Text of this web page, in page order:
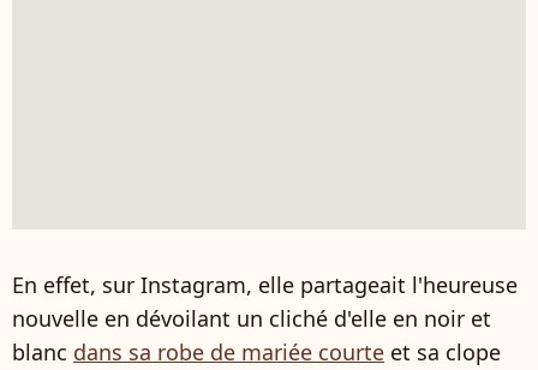
En effet, sur Instagram, elle partageait l'heureuse
nouvelle en dévoilant un cliché d'elle en noir et
blanc dans sa robe de mariée courte et sa clope